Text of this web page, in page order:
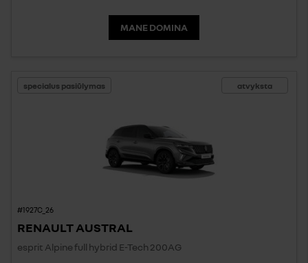
MANE DOMINA
atvyksta
specialus pasiūlymas
#1927C_26
RENAULT AUSTRAL
esprit Alpine full hybrid E-Tech 200AG